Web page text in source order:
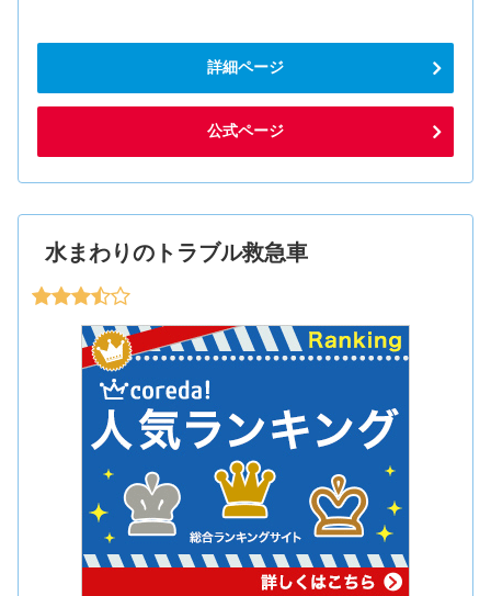
詳細ページ
公式ページ
水まわりのトラブル救急車